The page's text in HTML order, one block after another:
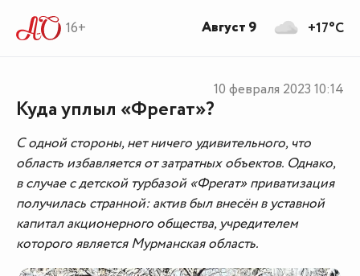
16+
Куда уплыл «Фрегат»?
10 февраля 2023 10:14
С одной стороны, нет ничего удивительного, что
область избавляется от затратных объектов. Однако,
в случае с детской турбазой «Фрегат» приватизация
получилась странной: актив был внесён в уставной
капитал акционерного общества, учредителем
которого является Мурманская область.
+17°C
Август 9